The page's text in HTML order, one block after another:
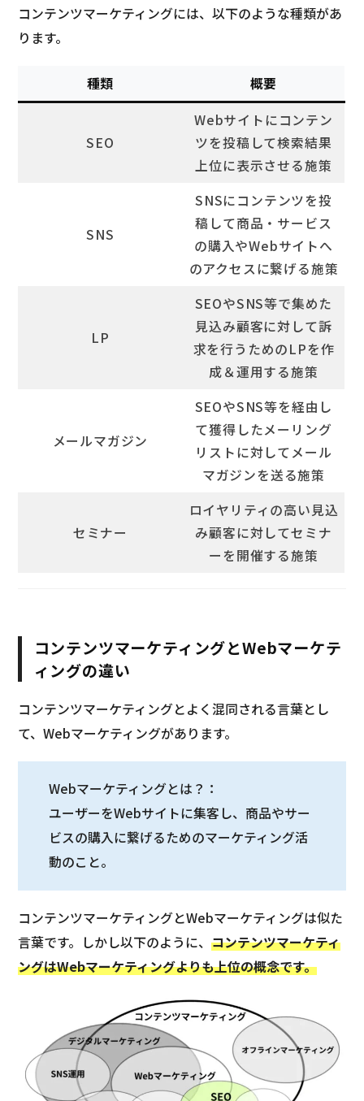
コンテンツマーケティングには、以下のような種類があ
ります。
種類 概要
SEO
Webサイトにコンテン
ツを投稿して検索結果
上位に表示させる施策
SNS
SNSにコンテンツを投
稿して商品・サービス
の購入やWebサイトへ
のアクセスに繋げる施策
LP
SEOやSNS等で集めた
見込み顧客に対して訴
求を行うためのLPを作
成＆運用する施策
メールマガジン
SEOやSNS等を経由し
て獲得したメーリング
リストに対してメール
マガジンを送る施策
セミナー
ロイヤリティの高い見込
み顧客に対してセミナ
ーを開催する施策
コンテンツマーケティングとWebマーケテ
ィングの違い
コンテンツマーケティングとよく混同される言葉とし
て、Webマーケティングがあります。
Webマーケティングとは？：
ユーザーをWebサイトに集客し、商品やサー
ビスの購入に繋げるためのマーケティング活
動のこと。
コンテンツマーケティングとWebマーケティングは似た
言葉です。しかし以下のように、コンテンツマーケティ
ングはWebマーケティングよりも上位の概念です。